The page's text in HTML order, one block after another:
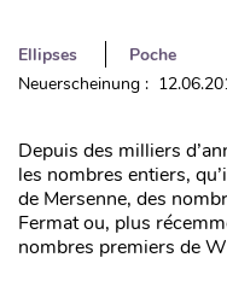
Ellipses
Poche
Neuerscheinung :
Depuis des milliers
les nombres entiers,
de Mersenne, des
Fermat ou, plus
nombres premiers de